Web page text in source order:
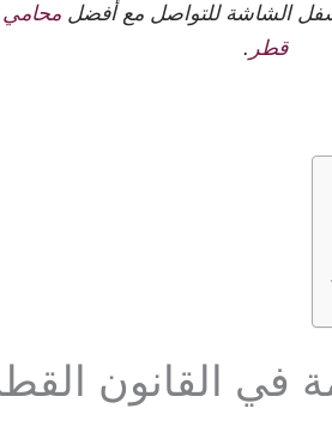
الشاشة للتواصل مع أفضل
قطر .
في القانون